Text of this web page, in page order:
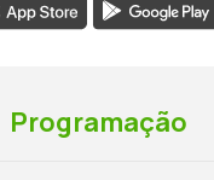
Programação